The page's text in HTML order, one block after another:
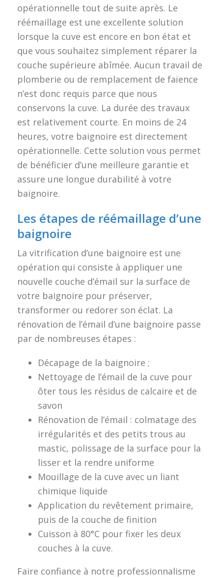
opérationnelle tout de suite après. Le
réémaillage est une excellente solution
lorsque la cuve est encore en bon état et
que vous souhaitez simplement réparer la
couche supérieure abîmée. Aucun travail de
plomberie ou de remplacement de faïence
n’est donc requis parce que nous
conservons la cuve. La durée des travaux
est relativement courte. En moins de 24
heures, votre baignoire est directement
opérationnelle. Cette solution vous permet
de bénéficier d’une meilleure garantie et
assure une longue durabilité à votre
baignoire.
Les étapes de réémaillage d’une
baignoire
La vitrification d’une baignoire est une
opération qui consiste à appliquer une
nouvelle couche d’émail sur la surface de
votre baignoire pour préserver,
transformer ou redorer son éclat. La
rénovation de l’émail d’une baignoire passe
par de nombreuses étapes :
Décapage de la baignoire ;
Nettoyage de l’émail de la cuve pour
ôter tous les résidus de calcaire et de
savon
Rénovation de l’émail : colmatage des
irrégularités et des petits trous au
mastic, polissage de la surface pour la
lisser et la rendre uniforme
Mouillage de la cuve avec un liant
chimique liquide
Application du revêtement primaire,
puis de la couche de finition
Cuisson à 80°C pour fixer les deux
couches à la cuve.
Faire confiance à notre professionnalisme